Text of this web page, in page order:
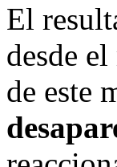
El
desde
de este